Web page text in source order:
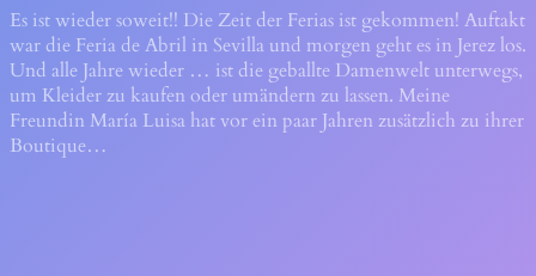
Es ist wieder soweit!! Die Zeit der Ferias ist gekommen! Auftakt
war die Feria de Abril in Sevilla und morgen geht es in Jerez los.
Und alle Jahre wieder … ist die geballte Damenwelt unterwegs,
um Kleider zu kaufen oder umändern zu lassen. Meine
Freundin María Luisa hat vor ein paar Jahren zusätzlich zu ihrer
Boutique…